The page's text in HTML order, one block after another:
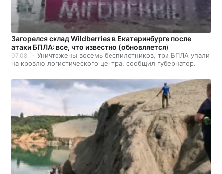
Загорелся склад Wildberries в Екатеринбурге после
атаки БПЛА: все, что известно (обновляется)
07.08
Уничтожены восемь беспилотников, три БПЛА упали
на кровлю логистического центра, сообщил губернатор.